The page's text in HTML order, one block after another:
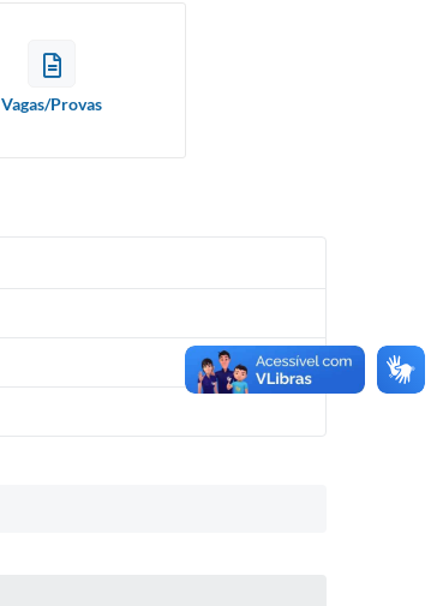
Vagas/Provas